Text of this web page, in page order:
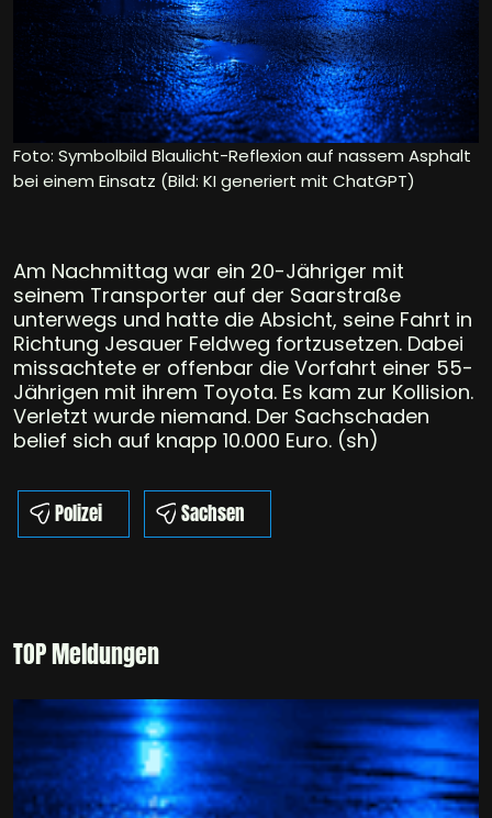
Foto: Symbolbild Blaulicht-Reflexion auf nassem Asphalt
bei einem Einsatz (Bild: KI generiert mit ChatGPT)
Am Nachmittag war ein 20-Jähriger mit
seinem Transporter auf der Saarstraße
unterwegs und hatte die Absicht, seine Fahrt in
Richtung Jesauer Feldweg fortzusetzen. Dabei
missachtete er offenbar die Vorfahrt einer 55-
Jährigen mit ihrem Toyota. Es kam zur Kollision.
Verletzt wurde niemand. Der Sachschaden
belief sich auf knapp 10.000 Euro. (sh)
Polizei Sachsen
TOP Meldungen